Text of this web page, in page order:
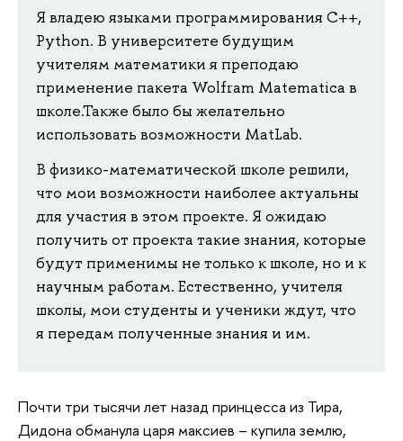
Я владею языками программирования С++,
Python. В университете будущим
учителям математики я преподаю
применение пакета Wolfram Matematica в
школе.Также было бы желательно
использовать возможности MatLab.
В физико-математической школе решили,
что мои возможности наиболее актуальны
для участия в этом проекте. Я ожидаю
получить от проекта такие знания, которые
будут применимы не только к школе, но и к
научным работам. Естественно, учителя
школы, мои студенты и ученики ждут, что
я передам полученные знания и им.
Почти три тысячи лет назад принцесса из Тира,
Дидона обманула царя максиев – купила землю,